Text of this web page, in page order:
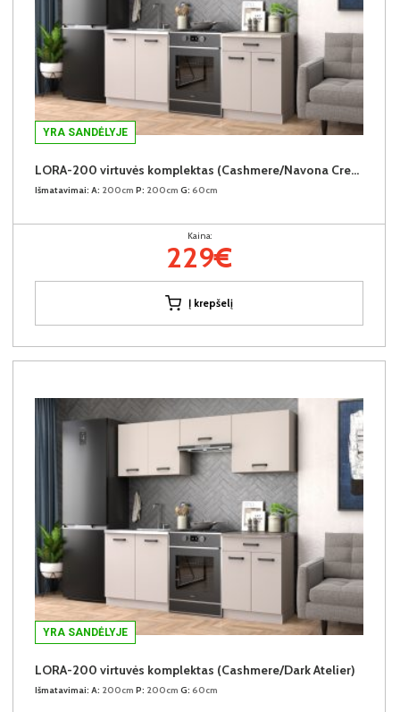
YRA SANDĖLYJE
LORA-200 virtuvės komplektas (Cashmere/Navona Cream)
Išmatavimai: A: 200cm P: 200cm G: 60cm
Kaina:
229€
Į krepšelį
YRA SANDĖLYJE
LORA-200 virtuvės komplektas (Cashmere/Dark Atelier)
Išmatavimai: A: 200cm P: 200cm G: 60cm